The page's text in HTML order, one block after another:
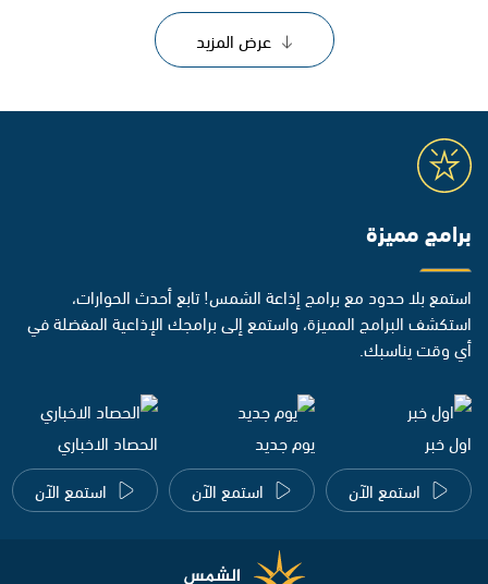
عرض المزيد
برامج مميزة
استمع بلا حدود مع برامج إذاعة الشمس! تابع أحدث الحوارات،
استكشف البرامج المميزة، واستمع إلى برامجك الإذاعية المفضلة في
أي وقت يناسبك.
اول خبر
استمع الآن
يوم جديد
استمع الآن
الحصاد الاخباري
استمع الآن